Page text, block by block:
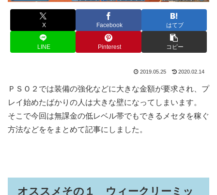
X Facebook はてブ
LINE Pinterest コピー
2019.05.25 2020.02.14
ＰＳＯ２では装備の強化などに大きな金額が要求され、プ
レイ始めたばかりの人は大きな壁になってしまいます。
そこで今回は無課金の低レベル帯でもできるメセタを稼ぐ
方法などををまとめて記事にしました。
オススメその１ ウィークリーミッ